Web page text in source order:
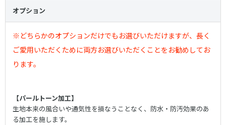
オプション
※どちらかのオプションだけでもお選びいただけますが、長く
ご愛用いただくために両方お選びいただくことをお勧めしてお
ります。
【パールトーン加工】
生地本来の風合いや通気性を損なうことなく、防水・防汚効果のあ
る加工を施します。